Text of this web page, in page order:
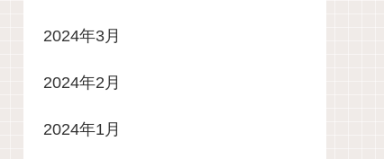
2024年3月
2024年2月
2024年1月